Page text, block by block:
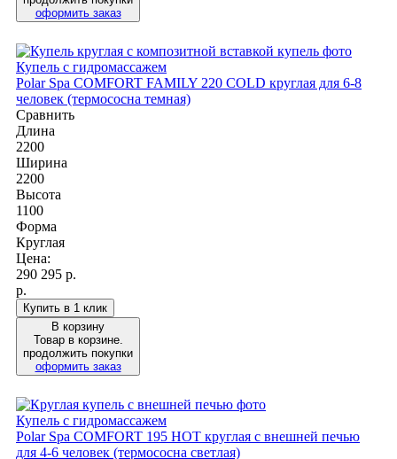
оформить заказ
Купель с гидромассажем
Polar Spa COMFORT FAMILY 220 COLD круглая для 6-8
человек (термососна темная)
Сравнить
Длина
2200
Ширина
2200
Высота
1100
Форма
Круглая
Цена:
290 295 р.
р.
Купить в 1 клик
В корзину
Товар в корзине.
продолжить покупки
оформить заказ
Купель с гидромассажем
Polar Spa COMFORT 195 HOT круглая с внешней печью
для 4-6 человек (термососна светлая)